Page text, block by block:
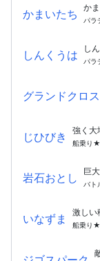
かまいたち か
パラ
しんくうは し
パ
グランドクロス
じひびき 強く大
船乗り
岩石おとし 巨
バト
いなずま 激しい
船乗り